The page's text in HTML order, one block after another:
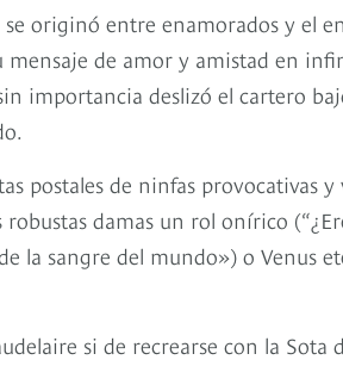
se originó entre enamorados y el
de amor y amistad en
importancia deslizó el cartero
postales de ninfas provocativas y
robustas damas un rol onírico
la sangre del mundo») o Venus
si de recrearse con la Sota